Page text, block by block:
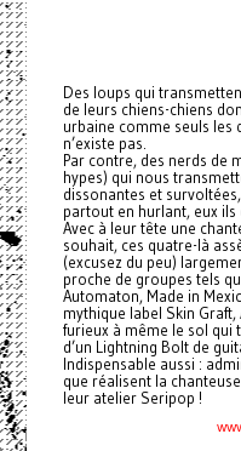
Des loups qui
de leurs chiens-chiens
urbaine comme seuls les
n’existe pas.
Par contre, des nerds de
hypes) qui nous
dissonantes et
partout en hurlant, eux ils
Avec à leur tête une
souhait, ces quatre-là
(excusez du peu)
proche de groupes tels
Automaton, Made in
mythique label Skin
furieux à même le sol qui
d’un Lightning Bolt de
Indispensable aussi :
que réalisent la
leur atelier Seripop !